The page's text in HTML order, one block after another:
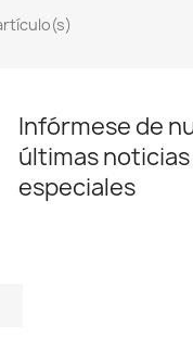
Infórmese de
últimas
especiales